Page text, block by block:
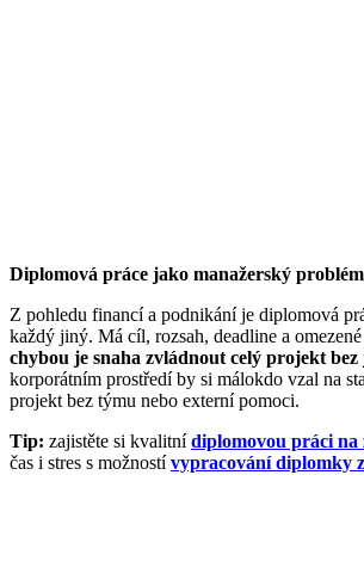
Diplomová práce jako manažerský problém
Z pohledu financí a podnikání je diplomová
každý jiný. Má cíl, rozsah, deadline a
chybou je snaha zvládnout celý projekt
korporátním prostředí by si málokdo vzal na
projekt bez týmu nebo externí pomoci.
Tip: zajistěte si kvalitnídiplomovou práci na
čas i stres s možnostívypracování diplomky